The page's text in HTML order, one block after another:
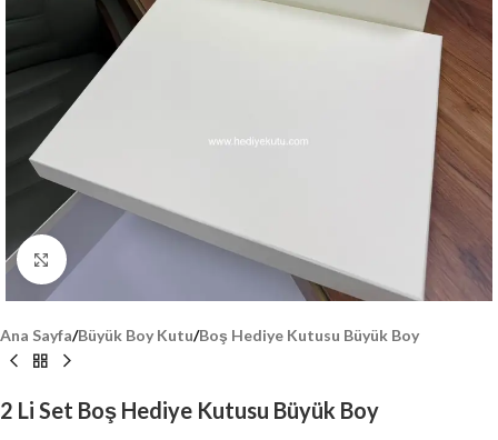
Click to enlarge
Ana Sayfa/Büyük Boy Kutu/Boş Hediye Kutusu Büyük Boy
2 Li Set Boş Hediye Kutusu Büyük Boy